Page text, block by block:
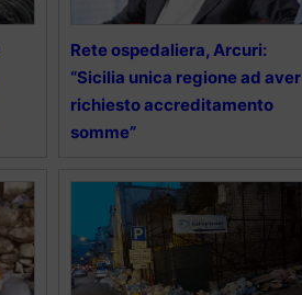
Rete ospedaliera, Arcuri:
“Sicilia unica regione ad aver
richiesto accreditamento
somme”